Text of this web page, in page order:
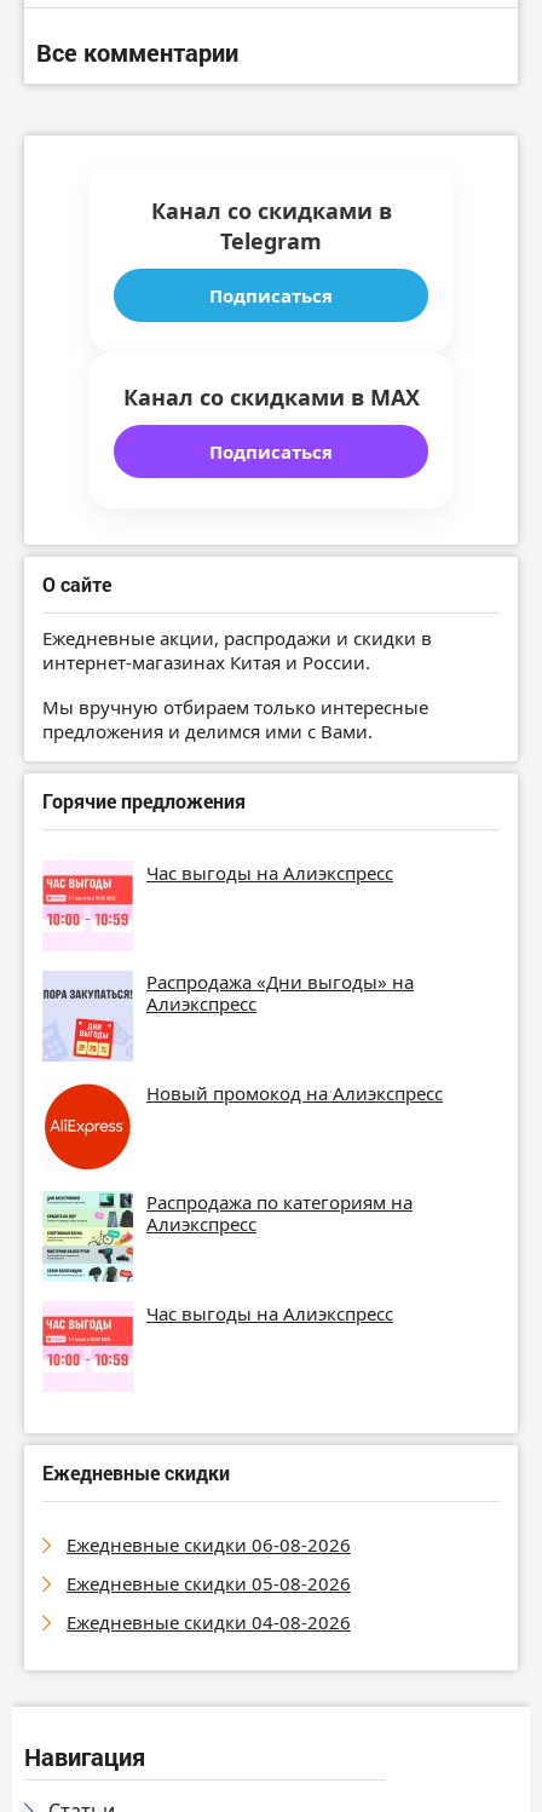
Все комментарии
Канал со скидками в
Telegram
Подписаться
Канал со скидками в MAX
Подписаться
О сайте
Ежедневные акции, распродажи и скидки в
интернет-магазинах Китая и России.
Мы вручную отбираем только интересные
предложения и делимся ими с Вами.
Горячие предложения
Час выгоды на Алиэкспресс
Распродажа «Дни выгоды» на
Алиэкспресс
Новый промокод на Алиэкспресс
Распродажа по категориям на
Алиэкспресс
Час выгоды на Алиэкспресс
Ежедневные скидки
Ежедневные скидки 06-08-2026
Ежедневные скидки 05-08-2026
Ежедневные скидки 04-08-2026
Навигация